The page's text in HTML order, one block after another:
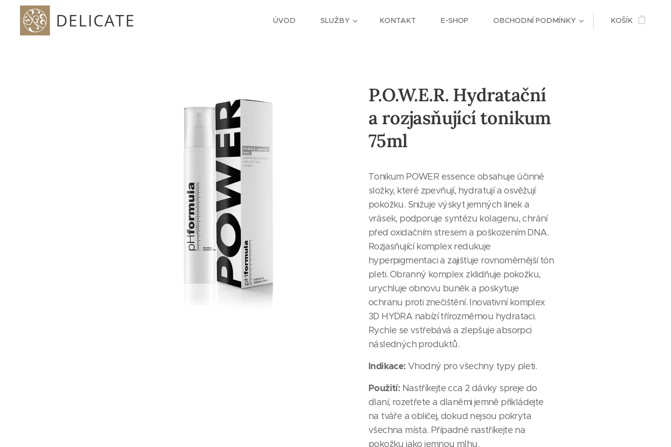
DELICATE ÚVOD SLUŽBY KONTAKT E-SHOP OBCHODNÍ PODMÍNKY KOŠÍK
P.O.W.E.R. Hydratační
a rozjasňující tonikum
75ml
Tonikum POWER essence obsahuje účinné
složky, které zpevňují, hydratují a osvěžují
pokožku. Snižuje výskyt jemných linek a
vrásek, podporuje syntézu kolagenu, chrání
před oxidačním stresem a poškozením DNA.
Rozjasňující komplex redukuje
hyperpigmentaci a zajišťuje rovnoměrnější tón
pleti. Obranný komplex zklidňuje pokožku,
urychluje obnovu buněk a poskytuje
ochranu proti znečištění. Inovativní komplex
3D HYDRA nabízí třírozměrnou hydrataci.
Rychle se vstřebává a zlepšuje absorpci
následných produktů.
Indikace: Vhodný pro všechny typy pleti.
Použití: Nastříkejte cca 2 dávky spreje do
dlaní, rozetřete a dlaněmi jemně přikládejte
na tváře a obličej, dokud nejsou pokryta
všechna místa. Případně nastříkejte na
pokožku jako jemnou mlhu.